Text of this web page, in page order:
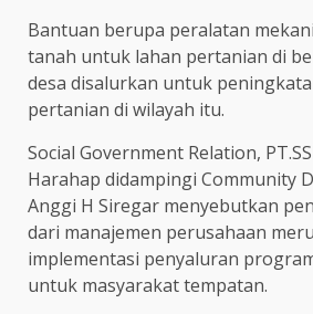
Bantuan berupa peralatan
tanah untuk lahan pertanian di
desa disalurkan untuk
pertanian di wilayah itu.
Social Government Relation,
Harahap didampingi Community
Anggi H Siregar menyebutkan
dari manajemen perusahaan
implementasi penyaluran
untuk masyarakat tempatan.